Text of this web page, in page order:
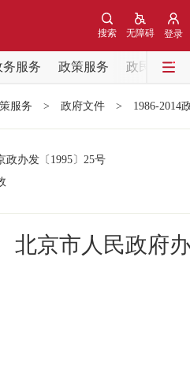
登录
无障碍
搜索
务服务 政策服务
政民互动
央精神
服务 > 政府文件 > 1986-2014
政办发 〔1995〕 25号
北京市人民政府